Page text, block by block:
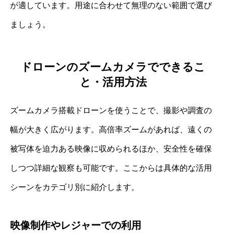
が適しています。用途に合わせて無理のない範囲で選び
ましょう。
ドローンのズームカメラでできるこ
と・活用方法
ズームカメラ搭載ドローンを使うことで、撮影や調査の
幅が大きく広がります。高倍率ズームがあれば、遠くの
被写体を迫力ある映像に収められるほか、安全性を確保
しつつ詳細な観察も可能です。ここからは具体的な活用
シーンをカテゴリ別に紹介します。
映像制作やレジャーでの利用